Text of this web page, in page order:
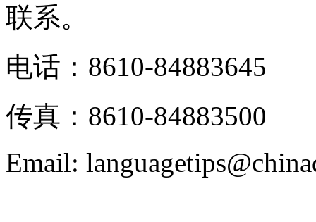
联系。
电话：8610-84883645
传真：8610-84883500
Email: